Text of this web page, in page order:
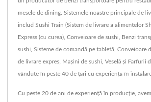
mesele de dining. Sistemele noastre principale de
includ Sushi Train (Sistem de livrare a alimentelor
Express (cu curea), Conveioare de sushi, Benzi
sushi, Sisteme de comandă pe tabletă, Conveioare
de livrare expres, Mașini de sushi, Veselă și Farfurii
vândute în peste 40 de țări cu experiență în
Cu peste 20 de ani de experiență în producție,